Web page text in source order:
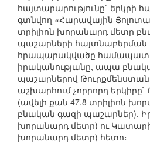
հայտարարությունը` երկրի
գտնվող «Հարավային
տրիլիոն խորանարդ մետր
պաշարների հայտնաբերման
հրապարակվածը
իրականությանը, ապա
պաշարներով
աշխարհում չորրորդ
(ավելի քան 47.8 տրիլիոն
բնական գազի պաշարներ),
խորանարդ մետր) ու
խորանարդ մետր) հետո։